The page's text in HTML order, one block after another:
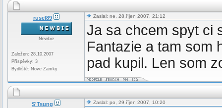
rusel89
Newbie
Založen: 28.10.2007
Příspěvky: 3
Bydliště: Nove Zamky
Zaslal: ne, 28.říjen 2007, 21:12
Ja sa chcem spyt ci
Fantazie a tam som
pad kupil. Len som
S'Tsung Zaslal: po, 29.říjen 2007, 10:20